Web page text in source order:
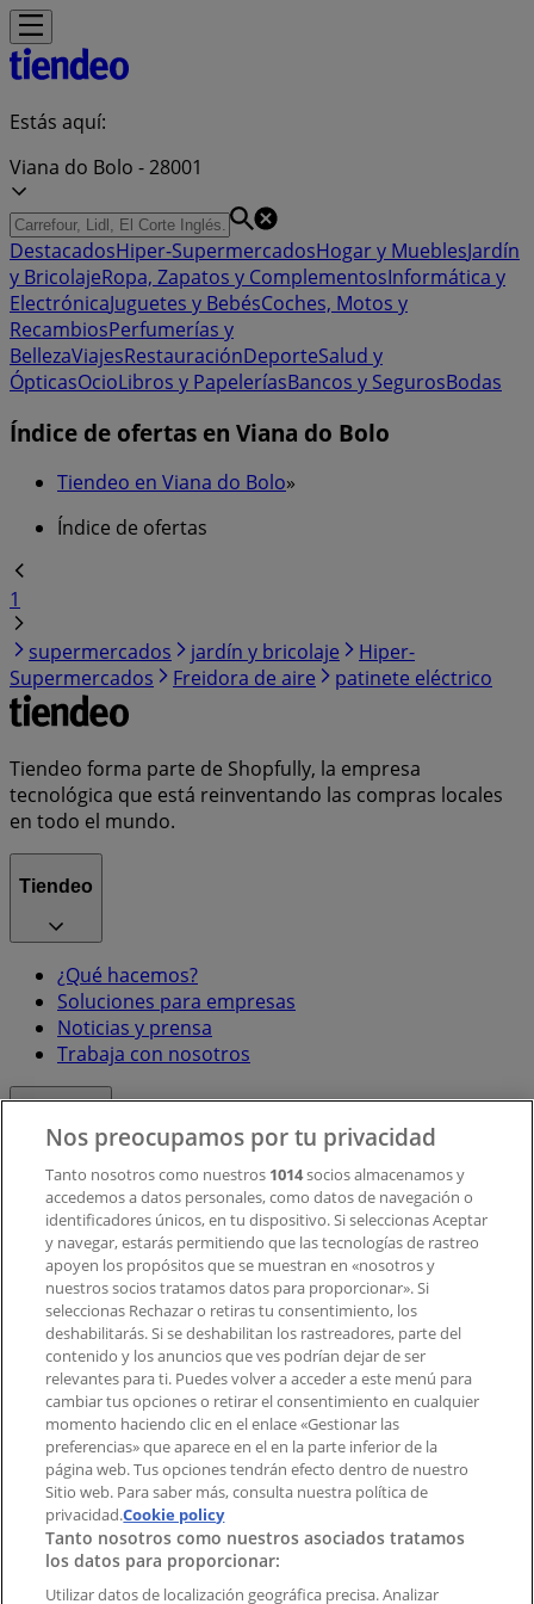
Estás aquí:
Viana do Bolo - 28001
DestacadosHiper-SupermercadosHogar y MueblesJardín
y BricolajeRopa, Zapatos y ComplementosInformática y
ElectrónicaJuguetes y BebésCoches, Motos y
RecambiosPerfumerías y
BellezaViajesRestauraciónDeporteSalud y
ÓpticasOcioLibros y PapeleríasBancos y SegurosBodas
Índice de ofertas en Viana do Bolo
Tiendeo en Viana do Bolo»
Índice de ofertas
1
supermercados
jardín y bricolaje
Hiper-
Supermercados
Freidora de aire patinete eléctrico
Tiendeo forma parte de Shopfully, la empresa
tecnológica que está reinventando las compras locales
en todo el mundo.
Tiendeo
¿Qué hacemos?
Soluciones para empresas
Noticias y prensa
Trabaja con nosotros
Contacto comercial y de marketing
Tienda mal colocada en el mapa
Notificar un folleto
¿Encontraste un problema en la web o en la
aplicación?
Índices
Marcas
Marcas locales
Negocios
Negocios cercanos
Productos
Productos locales
Nos preocupamos por tu privacidad
Tanto nosotros como nuestros 1014socios almacenamos y
accedemos a datos personales, como datos de navegación o
identificadores únicos, en tu dispositivo. Si seleccionas Aceptar
y navegar, estarás permitiendo que las tecnologías de rastreo
apoyen los propósitos que se muestran en «nosotros y
nuestros socios tratamos datos para proporcionar». Si
seleccionas Rechazar o retiras tu consentimiento, los
deshabilitarás. Si se deshabilitan los rastreadores, parte del
contenido y los anuncios que ves podrían dejar de ser
relevantes para ti. Puedes volver a acceder a este menú para
cambiar tus opciones o retirar el consentimiento en cualquier
momento haciendo clic en el enlace «Gestionar las
preferencias» que aparece en el en la parte inferior de la
página web. Tus opciones tendrán efecto dentro de nuestro
Sitio web. Para saber más, consulta nuestra política de
privacidad.Cookie policy
Tanto nosotros como nuestros asociados tratamos
los datos para proporcionar:
Utilizar datos de localización geográfica precisa. Analizar